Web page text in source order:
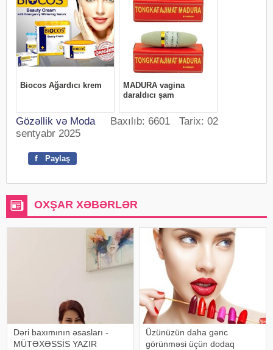
Gözəllik və ModaBaxılıb: 6601 Tarix: 02
sentyabr 2025
f Paylaş
OXŞAR XƏBƏRLƏR
Dəri baxımının əsasları -
MÜTƏXƏSSİS YAZIR
Üzünüzün daha gənc
görünməsi üçün dodaq